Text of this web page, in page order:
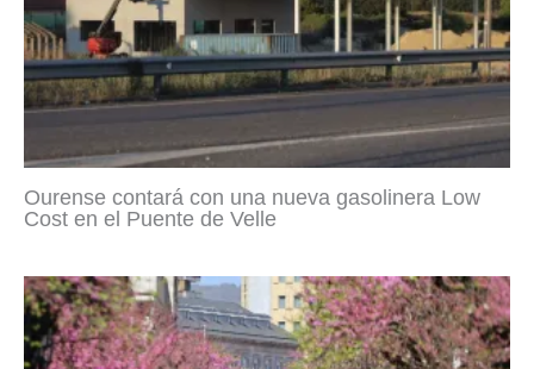
Ourense contará con una nueva gasolinera Low
Cost en el Puente de Velle